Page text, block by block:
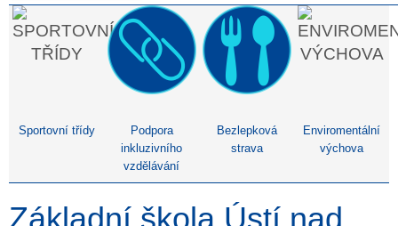
Sportovní třídy
Podpora
inkluzivního
vzdělávání
Bezlepková
strava
Enviromentální
výchova
Základní škola Ústí nad